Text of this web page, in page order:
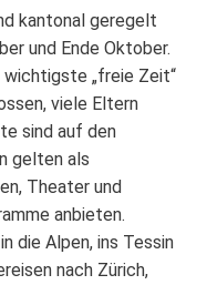
kantonal geregelt
und Ende Oktober.
wichtigste „freie Zeit“
viele Eltern
sind auf den
gelten als
Theater und
anbieten.
die Alpen, ins Tessin
nach Zürich,